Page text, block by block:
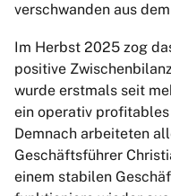
verschwanden aus
Im Herbst 2025 zog
positive
wurde erstmals seit
ein operativ
Demnach arbeiteten
Geschäftsführer
einem stabilen